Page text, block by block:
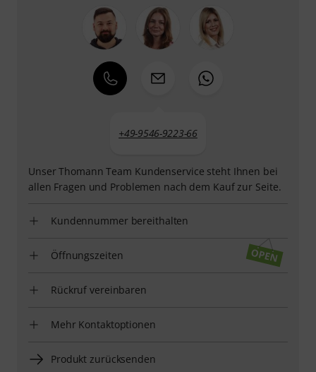
+49-9546-9223-66
Unser Thomann Team Kundenservice steht Ihnen bei
allen Fragen und Problemen nach dem Kauf zur Seite.
Kundennummer bereithalten
Öffnungszeiten
Rückruf vereinbaren
Mehr Kontaktoptionen
Produkt zurücksenden